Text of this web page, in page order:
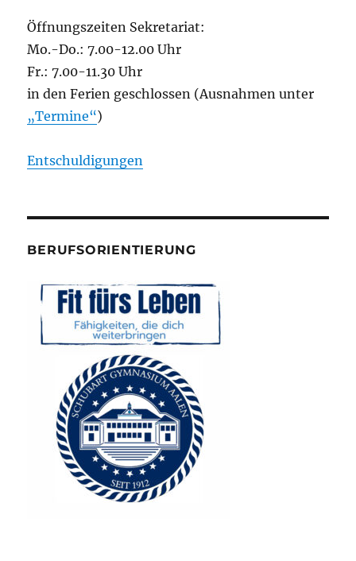
Öffnungszeiten Sekretariat:
Mo.-Do.: 7.00-12.00 Uhr
Fr.: 7.00-11.30 Uhr
in den Ferien geschlossen (Ausnahmen unter
„Termine“)
Entschuldigungen
BERUFSORIENTIERUNG